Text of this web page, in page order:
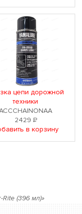
цепи дорожной
техники
2429Р
в корзину
(396 мл)»